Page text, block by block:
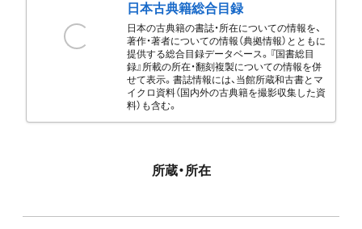
日本古典籍総合目録
日本の古典籍の書誌・所在についての情報を、
著作・著者についての情報（典拠情報）とともに
提供する総合目録データベース。『国書総目
録』所載の所在・翻刻複製についての情報を併
せて表示。書誌情報には、当館所蔵和古書とマ
イクロ資料（国内外の古典籍を撮影収集した資
料）も含む。
所蔵・所在